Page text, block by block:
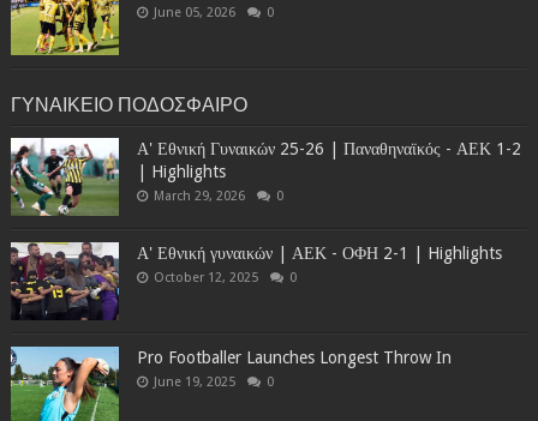
June 05, 2026 0
ΓΥΝΑΙΚΕΙΟ ΠΟΔΟΣΦΑΙΡΟ
Α' Εθνική Γυναικών 25-26 | Παναθηναϊκός - ΑΕΚ 1-2
| Highlights
March 29, 2026 0
Α' Εθνική γυναικών | ΑΕΚ - ΟΦΗ 2-1 | Highlights
October 12, 2025 0
Pro Footballer Launches Longest Throw In
June 19, 2025 0